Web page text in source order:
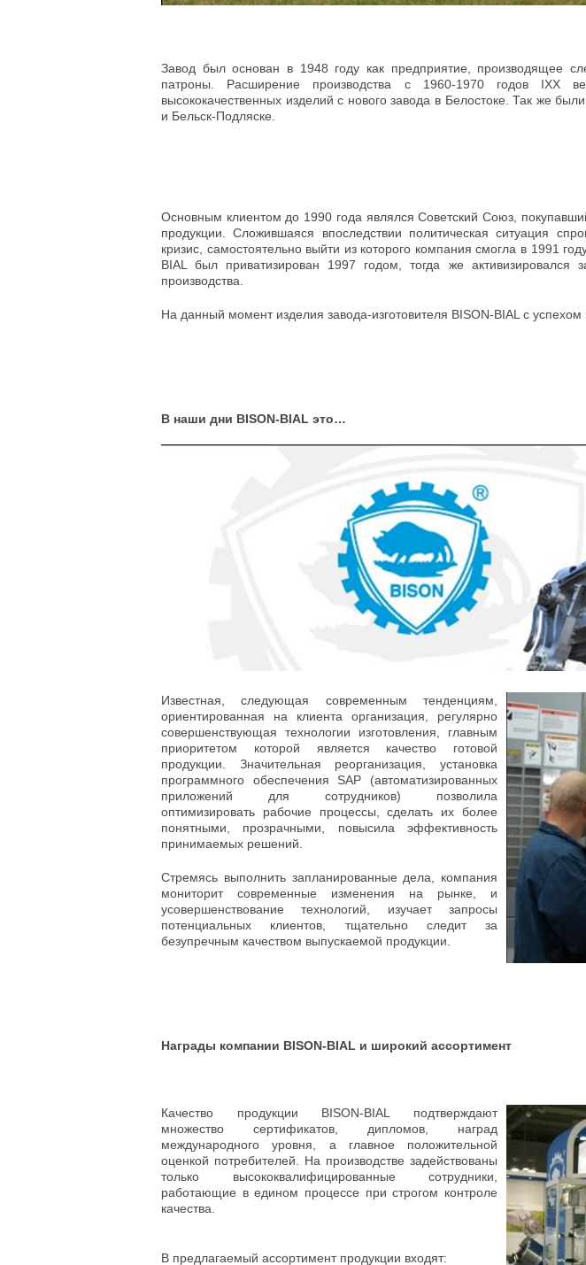
Завод был основан в 1948 году как предприятие, производящее
патроны. Расширение производства с 1960-1970 годов IXX
высококачественных изделий с нового завода в Белостоке. Так же
и Бельск-Подляске.
Основным клиентом до 1990 года являлся Советский Союз,
продукции. Сложившаяся впоследствии политическая ситуация
кризис, самостоятельно выйти из которого компания смогла в 1991
BIAL был приватизирован 1997 годом, тогда же активизировался
производства.
На данный момент изделия завода-изготовителя BISON-BIAL с
В наши дни BISON-BIAL это…
Известная, следующая современным тенденциям,
ориентированная на клиента организация, регулярно
совершенствующая технологии изготовления, главным
приоритетом которой является качество готовой
продукции. Значительная реорганизация, установка
программного обеспечения SAP (автоматизированных
приложений для сотрудников) позволила
оптимизировать рабочие процессы, сделать их более
понятными, прозрачными, повысила эффективность
принимаемых решений.
Стремясь выполнить запланированные дела, компания
мониторит современные изменения на рынке, и
усовершенствование технологий, изучает запросы
потенциальных клиентов, тщательно следит за
безупречным качеством выпускаемой продукции.
Награды компании BISON-BIAL и широкий ассортимент
Качество продукции BISON-BIAL подтверждают
множество сертификатов, дипломов, наград
международного уровня, а главное положительной
оценкой потребителей. На производстве задействованы
только высококвалифицированные сотрудники,
работающие в едином процессе при строгом контроле
качества.
В предлагаемый ассортимент продукции входят: